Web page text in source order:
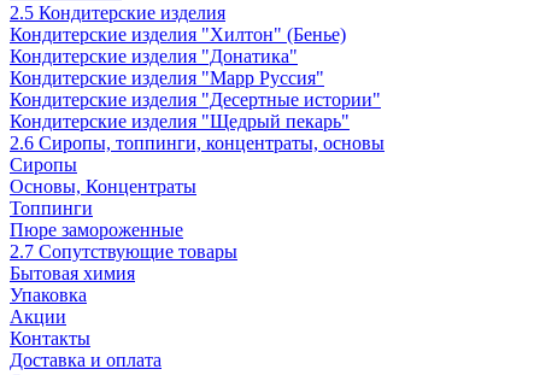
2.5 Кондитерские изделия
Кондитерские изделия "Хилтон" (Бенье)
Кондитерские изделия "Донатика"
Кондитерские изделия "Марр Руссия"
Кондитерские изделия "Десертные истории"
Кондитерские изделия "Щедрый пекарь"
2.6 Сиропы, топпинги, концентраты, основы
Сиропы
Основы, Концентраты
Топпинги
Пюре замороженные
2.7 Сопутствующие товары
Бытовая химия
Упаковка
Акции
Контакты
Доставка и оплата